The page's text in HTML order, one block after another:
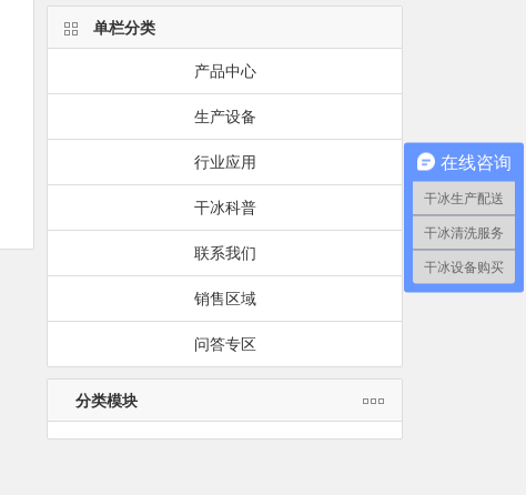
单栏分类
产品中心
生产设备
行业应用
干冰科普
联系我们
销售区域
问答专区
分类模块
在线咨询
干冰生产配送
干冰清洗服务
干冰设备购买